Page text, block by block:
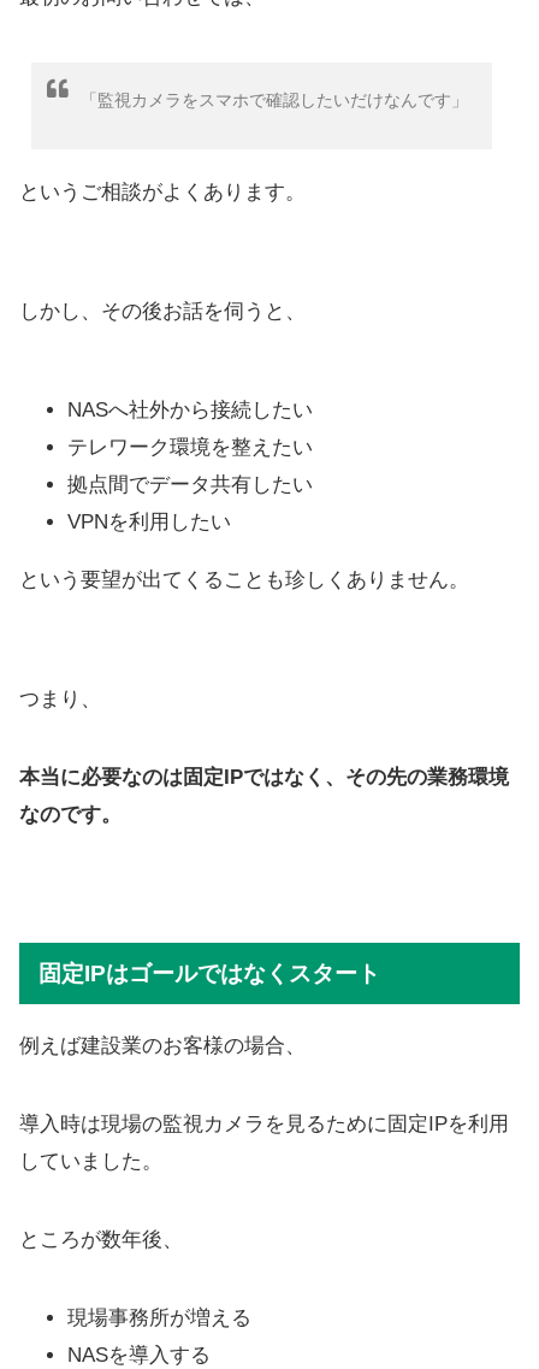
「監視カメラをスマホで確認したいだけなんです」
というご相談がよくあります。
しかし、その後お話を伺うと、
NASへ社外から接続したい
テレワーク環境を整えたい
拠点間でデータ共有したい
VPNを利用したい
という要望が出てくることも珍しくありません。
つまり、
本当に必要なのは固定IPではなく、その先の業務環境
なのです。
固定IPはゴールではなくスタート
例えば建設業のお客様の場合、
導入時は現場の監視カメラを見るために固定IPを利用
していました。
ところが数年後、
現場事務所が増える
NASを導入する